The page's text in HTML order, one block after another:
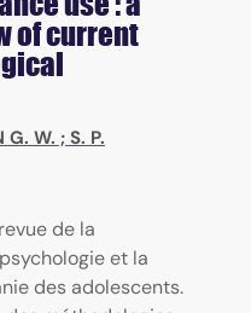
of current
G. W. ; S. P.
de la
et la
des adolescents.